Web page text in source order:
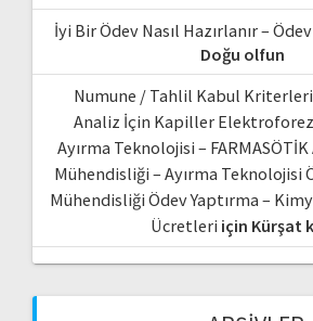
İyi Bir Ödev Nasıl Hazırlanır –
Doğu olfun
Numune / Tahlil Kabul
Analiz İçin Kapiller
Ayırma Teknolojisi –
Mühendisliği – Ayırma Teknolojisi
Mühendisliği Ödev Yaptırma –
Ücretleri için Kürşat